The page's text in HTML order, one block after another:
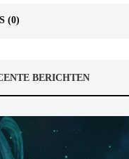
(0)
BERICHTEN